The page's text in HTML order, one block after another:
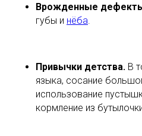
Врожденные
губы и нёба.
Привычки детства. В
языка, сосание
использование
кормление из